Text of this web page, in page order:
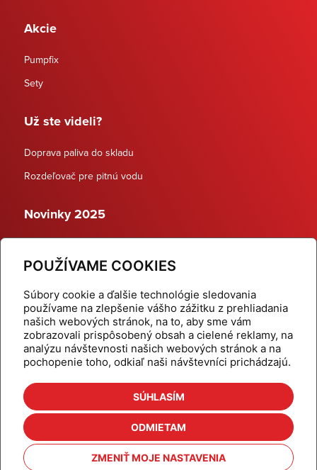
POUŽÍVAME COOKIES
Súbory cookie a ďalšie technológie sledovania
používame na zlepšenie vášho zážitku z prehliadania
našich webových stránok, na to, aby sme vám
zobrazovali prispôsobený obsah a cielené reklamy, na
analýzu návštevnosti našich webových stránok a na
pochopenie toho, odkiaľ naši návštevníci prichádzajú.
SÚHLASÍM
ODMIETAM
ZMENIŤ MOJE NASTAVENIA
Akcie
Pumpfix
Sety
Už ste videli?
Doprava paliva do skladu
Rozdeľovač pre pitnú vodu
Novinky 2025
Dynamické termostatické ventily
Domov
Produkty
Aktuality
Odber šikovné tipy
Kalkulačky
Cenníky
Na stiahnutie
Referencie
Kontakt